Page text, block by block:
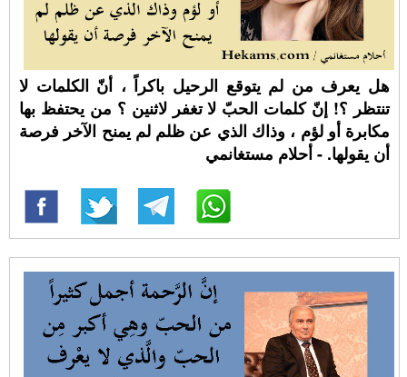
هل يعرف من لم يتوقع الرحيل باكراً ، ‏أنّ الكلمات لا
تنتظر ؟! إنّ كلمات الحبّ لا تغفر لاثنين ؟ من يحتفظ بها
مكابرة أو لؤم ، وذاك الذي عن ظلم لم يمنح الآخر فرصة
أن يقولها. - أحلام مستغانمي